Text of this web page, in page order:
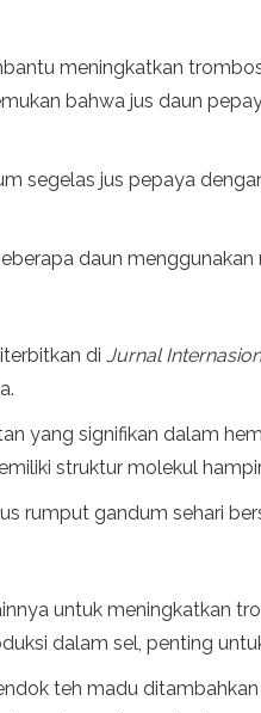
meningkatkan
bahwa jus daun
segelas jus pepaya
daun
di Jurnal
yang signifikan dalam
struktur molekul
rumput gandum sehari
untuk meningkatkan
dalam sel, penting
teh madu